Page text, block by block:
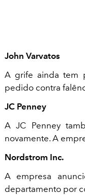
John Varvatos
A grife ainda tem
pedido contra
JC Penney
A JC Penney
novamente. A
Nordstrom Inc.
A empresa
departamento por